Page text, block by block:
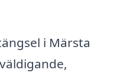
i Märsta